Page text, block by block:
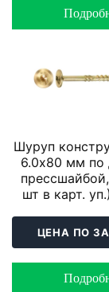
Шуруп
6.0х80 мм по
шт в карт.
ЦЕНА ПО